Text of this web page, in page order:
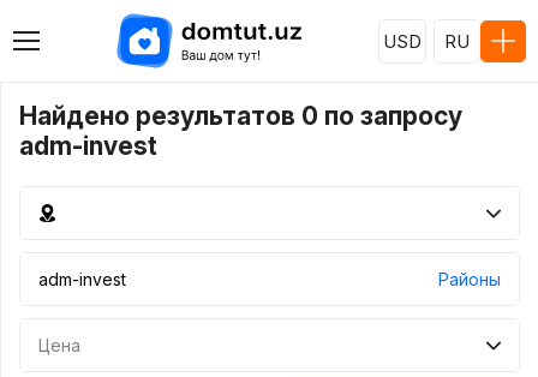
USD RU
Найдено результатов 0 по запросу
adm-invest
Районы
Цена